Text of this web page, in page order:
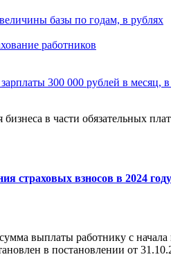
базы по годам, в рублях
работников
300 000 рублей в месяц,
в части обязательных
страховых взносов в 2024 году
выплаты работнику с
в постановлении от